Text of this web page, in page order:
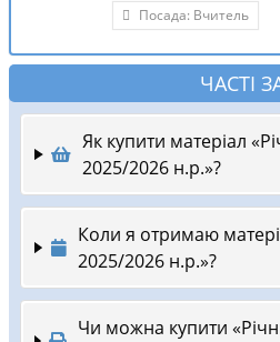
Посада: Вчитель
ЧАСТІ
Як купити матеріал
2025/2026 н.р.»?
Коли я отримаю
2025/2026 н.р.»?
Чи можна купити